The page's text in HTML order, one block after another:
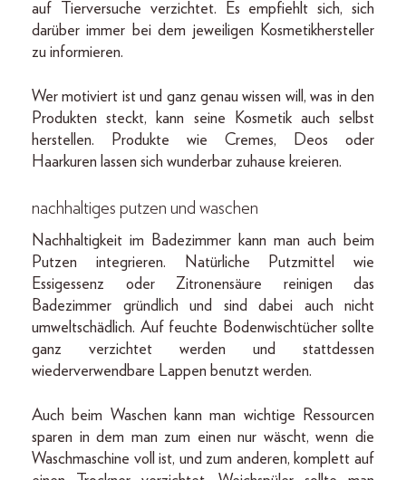
auf Tierversuche verzichtet. Es empfiehlt sich, sich
darüber immer bei dem jeweiligen Kosmetikhersteller
zu informieren.
Wer motiviert ist und ganz genau wissen will, was in den
Produkten steckt, kann seine Kosmetik auch selbst
herstellen. Produkte wie Cremes, Deos oder
Haarkuren lassen sich wunderbar zuhause kreieren.
nachhaltiges putzen und waschen
Nachhaltigkeit im Badezimmer kann man auch beim
Putzen integrieren. Natürliche Putzmittel wie
Essigessenz oder Zitronensäure reinigen das
Badezimmer gründlich und sind dabei auch nicht
umweltschädlich. Auf feuchte Bodenwischtücher sollte
ganz verzichtet werden und stattdessen
wiederverwendbare Lappen benutzt werden.
Auch beim Waschen kann man wichtige Ressourcen
sparen in dem man zum einen nur wäscht, wenn die
Waschmaschine voll ist, und zum anderen, komplett auf